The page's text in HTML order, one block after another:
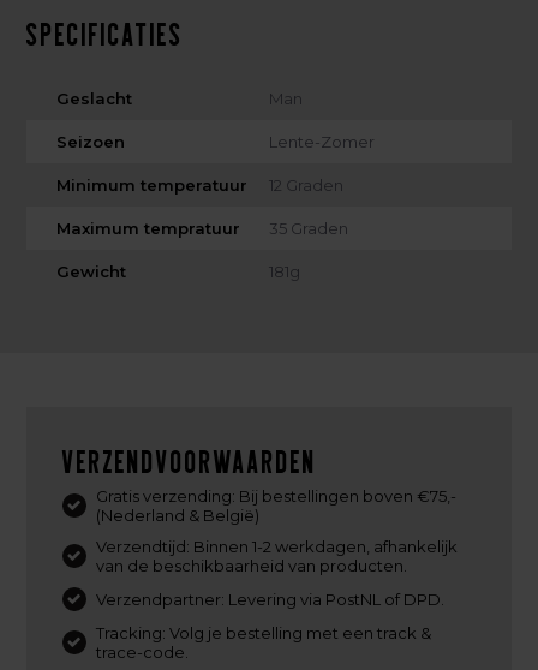
Specificaties
Geslacht Man
Seizoen Lente-Zomer
Minimum temperatuur 12 Graden
Maximum tempratuur 35 Graden
Gewicht 181g
Verzendvoorwaarden
Gratis verzending: Bij bestellingen boven €75,-
(Nederland & België)
Verzendtijd: Binnen 1-2 werkdagen, afhankelijk
van de beschikbaarheid van producten.
Verzendpartner: Levering via PostNL of DPD.
Tracking: Volg je bestelling met een track &
trace-code.